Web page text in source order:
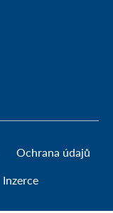
Ochrana údajů
Inzerce